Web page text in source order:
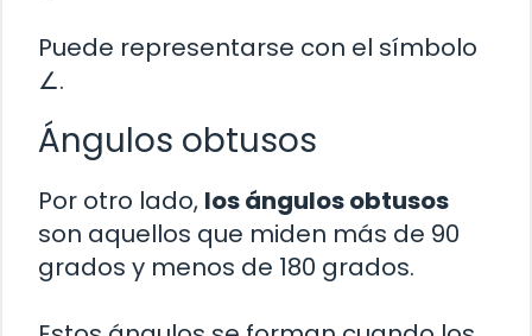
Puede representarse con el símbolo
∠.
Ángulos obtusos
Por otro lado, los ángulos obtusos
son aquellos que miden más de 90
grados y menos de 180 grados.